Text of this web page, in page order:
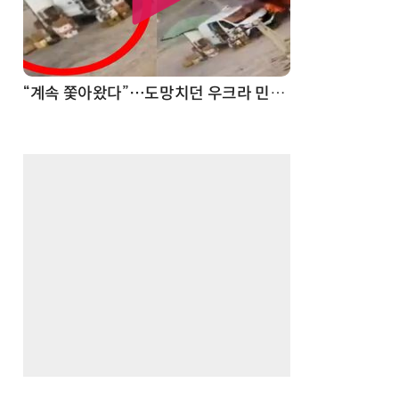
“계속 쫓아왔다”…도망치던 우크라 민간인 공격한 러 자폭 드론